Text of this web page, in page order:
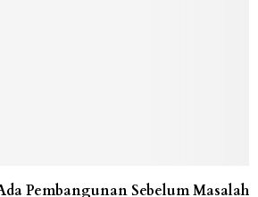
Pembangunan Sebelum Masalah